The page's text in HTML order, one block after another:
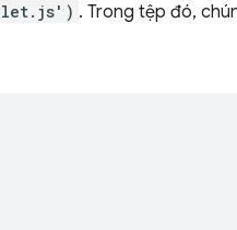
. Trong tệp đó,